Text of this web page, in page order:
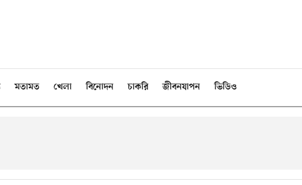
মতামত খেলা বিনোদন চাকরি জীবনযাপন ভিডিও